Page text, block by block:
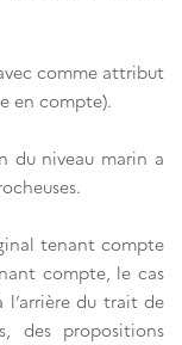
comme attribut
en compte).
du niveau marin a
tenant compte
compte, le cas
l’arrière du trait de
des propositions